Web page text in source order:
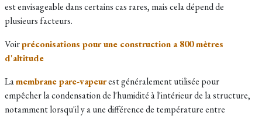
est envisageable dans certains cas rares, mais cela dépend de
plusieurs facteurs.
Voirpréconisations pour une construction a 800 mètres
d'altitude
Lamembrane pare-vapeurest généralement utilisée pour
empêcher la condensation de l'humidité à l'intérieur de la structure,
notamment lorsqu'il y a une différence de température entre